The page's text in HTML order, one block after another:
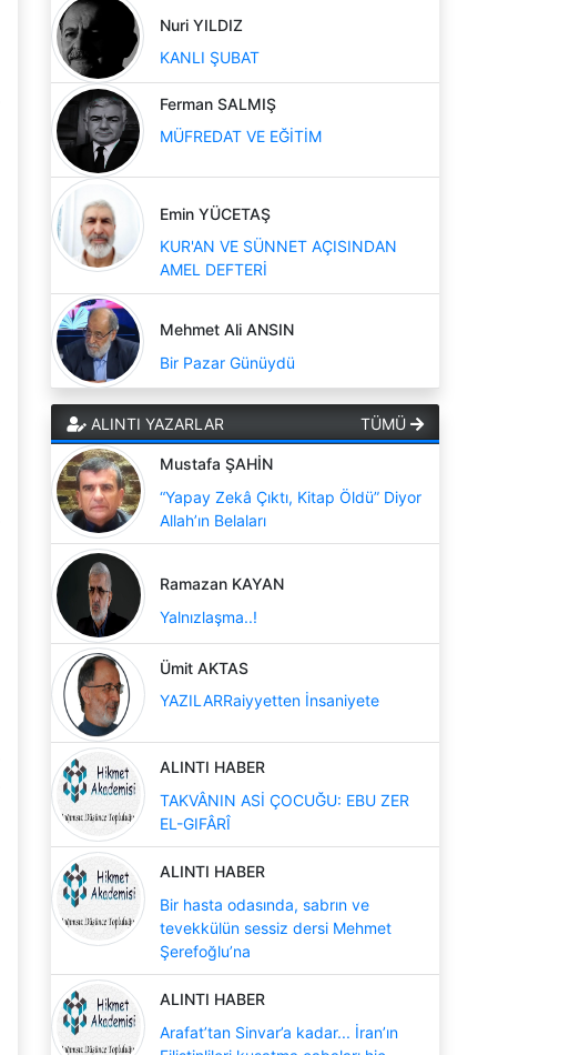
Nuri YILDIZ
KANLI ŞUBAT
Ferman SALMIŞ
MÜFREDAT VE EĞİTİM
Emin YÜCETAŞ
KUR'AN VE SÜNNET AÇISINDAN
AMEL DEFTERİ
Mehmet Ali ANSIN
Bir Pazar Günüydü
ALINTI YAZARLAR TÜMÜ
Mustafa ŞAHİN
“Yapay Zekâ Çıktı, Kitap Öldü” Diyor
Allah’ın Belaları
Ramazan KAYAN
Yalnızlaşma..!
Ümit AKTAS
YAZILARRaiyyetten İnsaniyete
ALINTI HABER
TAKVÂNIN ASİ ÇOCUĞU: EBU ZER
EL-GIFÂRÎ
ALINTI HABER
Bir hasta odasında, sabrın ve
tevekkülün sessiz dersi Mehmet
Şerefoğlu’na
ALINTI HABER
Arafat’tan Sinvar’a kadar... İran’ın